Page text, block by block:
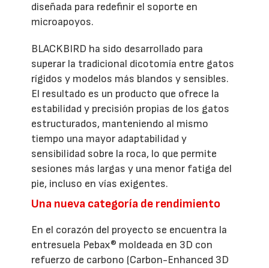
diseñada para redefinir el soporte en
microapoyos.
BLACKBIRD ha sido desarrollado para
superar la tradicional dicotomía entre gatos
rígidos y modelos más blandos y sensibles.
El resultado es un producto que ofrece la
estabilidad y precisión propias de los gatos
estructurados, manteniendo al mismo
tiempo una mayor adaptabilidad y
sensibilidad sobre la roca, lo que permite
sesiones más largas y una menor fatiga del
pie, incluso en vías exigentes.
Una nueva categoría de rendimiento
En el corazón del proyecto se encuentra la
entresuela Pebax® moldeada en 3D con
refuerzo de carbono (Carbon-Enhanced 3D